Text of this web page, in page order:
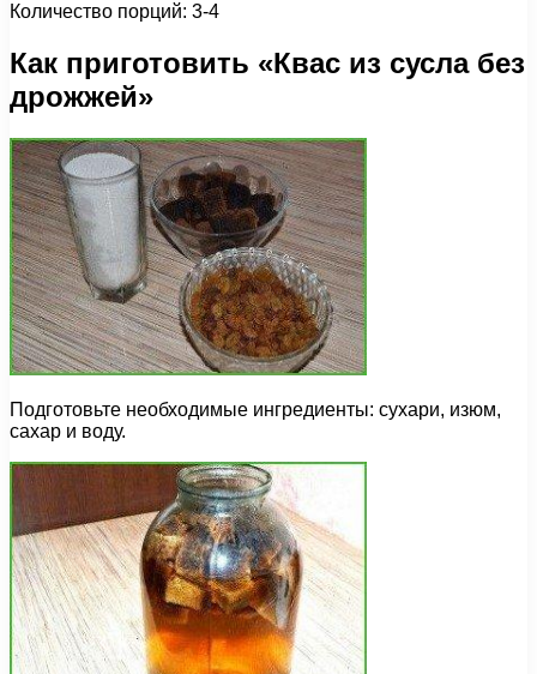
Количество порций: 3-4
Как приготовить «Квас из сусла без
дрожжей»
Подготовьте необходимые ингредиенты: сухари, изюм,
сахар и воду.